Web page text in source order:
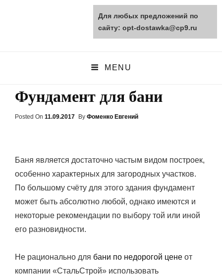
opt-dostawka.ru
MENU
Фундамент для бани
Posted On Posted
11.09.2017 By Фоменко Евгений
Баня является достаточно частым видом построек,
особенно характерных для загородных участков.
По большому счёту для этого здания фундамент
может быть абсолютно любой, однако имеются и
некоторые рекомендации по выбору той или иной
его разновидности.
Не рационально для бани по недорогой цене от
компании «СтальСтрой» использовать
Для любых предложений по
сайту: opt-dostawka@cp9.ru